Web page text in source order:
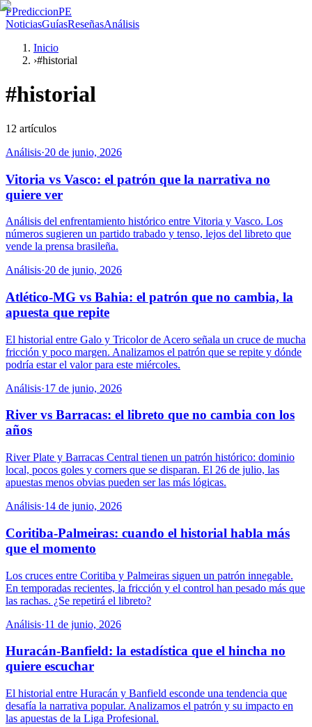
PPrediccionPE
NoticiasGuíasReseñasAnálisis
Inicio
›#historial
#historial
12 artículos
Análisis·20 de junio, 2026
Vitoria vs Vasco: el patrón que la narrativa no
quiere ver
Análisis del enfrentamiento histórico entre Vitoria y Vasco. Los
números sugieren un partido trabado y tenso, lejos del libreto que
vende la prensa brasileña.
Análisis·20 de junio, 2026
Atlético-MG vs Bahia: el patrón que no cambia, la
apuesta que repite
El historial entre Galo y Tricolor de Acero señala un cruce de mucha
fricción y poco margen. Analizamos el patrón que se repite y dónde
podría estar el valor para este miércoles.
Análisis·17 de junio, 2026
River vs Barracas: el libreto que no cambia con los
años
River Plate y Barracas Central tienen un patrón histórico: dominio
local, pocos goles y corners que se disparan. El 26 de julio, las
apuestas menos obvias pueden ser las más lógicas.
Análisis·14 de junio, 2026
Coritiba-Palmeiras: cuando el historial habla más
que el momento
Los cruces entre Coritiba y Palmeiras siguen un patrón innegable.
En temporadas recientes, la fricción y el control han pesado más que
las rachas. ¿Se repetirá el libreto?
Análisis·11 de junio, 2026
Huracán-Banfield: la estadística que el hincha no
quiere escuchar
El historial entre Huracán y Banfield esconde una tendencia que
desafía la narrativa popular. Analizamos el patrón y su impacto en
las apuestas de la Liga Profesional.